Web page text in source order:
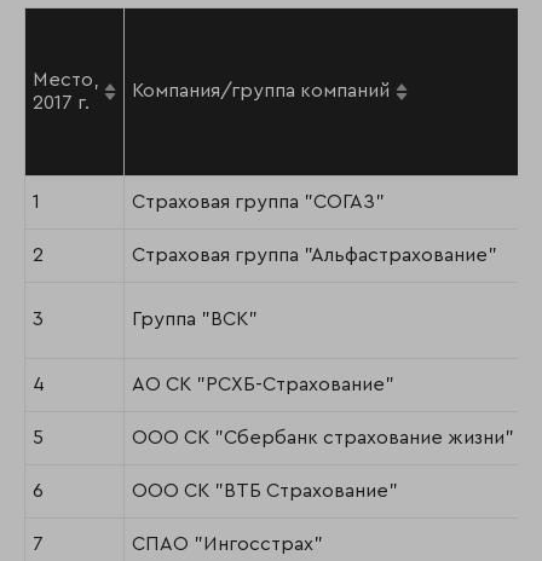
Место,
2017 г.
Компания/группа компаний
1 Страховая группа "СОГАЗ"
2 Страховая группа "Альфастрахование"
3 Группа "ВСК"
4 АО СК "РСХБ-Страхование"
5 ООО СК "Сбербанк страхование жизни"
6 ООО СК "ВТБ Страхование"
7 СПАО "Ингосстрах"